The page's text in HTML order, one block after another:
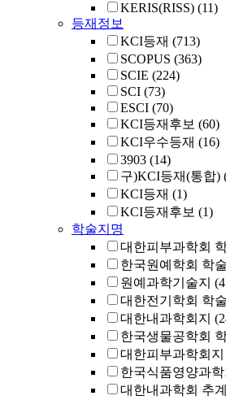
KERIS(RISS) (11)
등재정보
KCI등재 (713)
SCOPUS (363)
SCIE (224)
SCI (73)
ESCI (70)
KCI등재후보 (60)
KCI우수등재 (16)
3903 (14)
구)KCI등재(통합)
KCI등재 (1)
KCI등재후보 (1)
학술지명
대한피부과학회
한국원예학회 학
원예과학기술지
대한전기학회 학
대한내과학회지
한국생물공학회
대한피부과학회지
한국식품영양과
대한내과학회 추